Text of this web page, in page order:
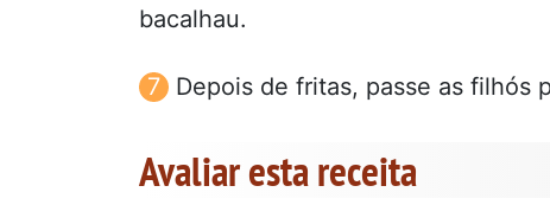
bacalhau.
Depois de fritas, passe as filhós
Avaliar esta receita